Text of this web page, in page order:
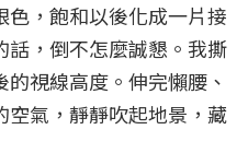
，飽和以後化成一片接
話，倒不怎麼誠懇。我撕
視線高度。伸完懶腰、
空氣，靜靜吹起地景，藏